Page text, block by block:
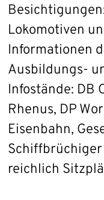
Lokomotiven
Informationen
Ausbildungs-
Infostände: DB
Rhenus, DP
Eisenbahn,
reichlich